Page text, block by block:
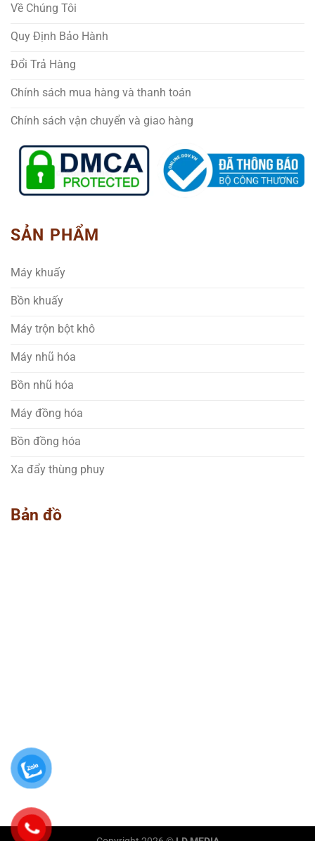
Về Chúng Tôi
Quy Định Bảo Hành
Đổi Trả Hàng
Chính sách mua hàng và thanh toán
Chính sách vận chuyển và giao hàng
SẢN PHẨM
Máy khuấy
Bồn khuấy
Máy trộn bột khô
Máy nhũ hóa
Bồn nhũ hóa
Máy đồng hóa
Bồn đồng hóa
Xa đẩy thùng phuy
Bản đồ